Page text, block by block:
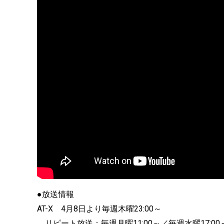
●放送情報
AT-X 4月8日より毎週木曜23:00～